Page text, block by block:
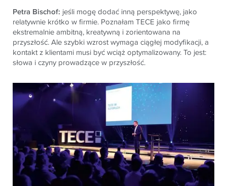
Petra Bischof: jeśli mogę dodać inną perspektywę, jako
relatywnie krótko w firmie. Poznałam TECE jako firmę
ekstremalnie ambitną, kreatywną i zorientowana na
przyszłość. Ale szybki wzrost wymaga ciągłej modyfikacji, a
kontakt z klientami musi być wciąż optymalizowany. To jest:
słowa i czyny prowadzące w przyszłość.